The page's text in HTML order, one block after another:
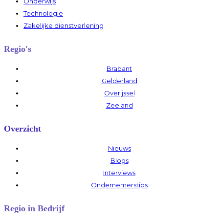
Technologie
Zakelijke dienstverlening
Regio's
Brabant
Gelderland
Overijssel
Zeeland
Overzicht
Nieuws
Blogs
Interviews
Ondernemerstips
Regio in Bedrijf